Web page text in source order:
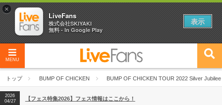
MENU
トップ BUMP OF CHICKEN BUMP OF CHICKEN TOUR 2022 Silver Jubilee
2026
04/27
2026
【ライブ動員ランキング】2026年上半期編発表！
2026
04/27
【フェス特集2026】フェス情報はここから！
×
LiveFans
株式会社SKIYAKI
無料 - In Google Play
表示